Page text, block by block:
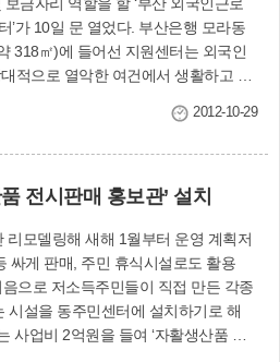
사로 우수사례 발표회를 비롯해 전문
정책세미나, 우수동아리 발표회, 문화
연대회도 진행됐다. 문의 : 자치행정과
영된다. 이 영화제는 (사)부산여성사
주관하고, 부산여성단체연합·부산여
구 등이 후원한다. 문의 : ☎802-6083,
켓예매 cafe.daum.net/BWFF
일 문 열었다. 부산은행 모라동
318㎡)에 들어선 지원센터는 외국인
적으로 열악한 여건에서 생활하고 있
담석·심층 상담공간·정보화 교육실·일반
했다. 부산시는 지원센터를 통해 외국
등 특화사업을 추진할 예정이다. 문의
제협력과(☎888-3854)
2012-10-29
전시판매 홍보관’ 설치
싸게 판매, 주민 휴식시설로도 활용
으로 저소득주민들이 직접 만든 각종
시설을 동주민센터에 설치하기로 해
사업비 2억원을 들여 ‘자활생산품 전